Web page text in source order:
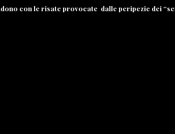
con le risate provocate dalle peripezie dei